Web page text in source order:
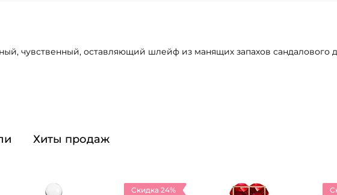
чувственный, оставляющий шлейф из манящих запахов сандалового
Хиты продаж
Скидка 24%